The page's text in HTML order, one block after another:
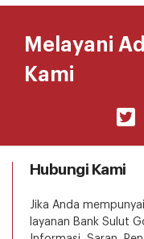
Melayani
Kami
Hubungi Kami
Jika Anda
layanan Bank Sulut